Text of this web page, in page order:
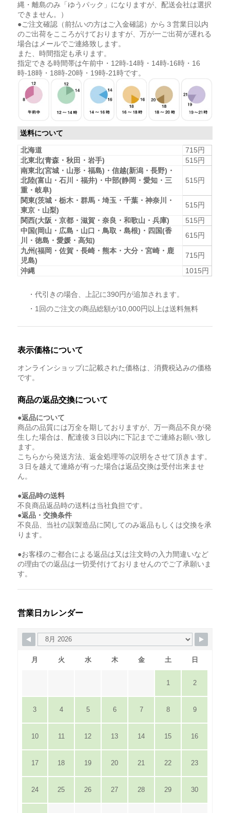
縄・離島のみ「ゆうパック」になりますが、配送会社は選択
できません。）
●ご注文確認（前払いの方はご入金確認）から３営業日以内
のご出荷をこころがけておりますが、万が一ご出荷が遅れる
場合はメールでご連絡致します。
また、時間指定も承ります。
指定できる時間帯は午前中・12時-14時・14時-16時・16
時-18時・18時-20時・19時-21時です。
送料について
北海道
715円
北東北(青森・秋田・岩手)
515円
南東北(宮城・山形・福島)・信越(新潟・長野)・
北陸(富山・石川・福井)・中部(静岡・愛知・三
重・岐阜)
515円
関東(茨城・栃木・群馬・埼玉・千葉・神奈川・
東京・山梨)
515円
関西(大阪・京都・滋賀・奈良・和歌山・兵庫)
515円
中国(岡山・広島・山口・鳥取・島根)・四国(香
川・徳島・愛媛・高知)
615円
九州(福岡・佐賀・長崎・熊本・大分・宮崎・鹿
児島)
715円
沖縄
1015円
・代引きの場合、上記に390円が追加されます。
・1回のご注文の商品総額が10,000円以上は送料無料
表示価格について
オンラインショップに記載された価格は、消費税込みの価格
です。
商品の返品交換について
●返品について
商品の品質には万全を期しておりますが、万一商品不良が発
生した場合は、配達後３日以内に下記までご連絡お願い致し
ます。
こちらから発送方法、返金処理等の説明をさせて頂きます。
３日を越えて連絡が有った場合は返品交換は受付出来ませ
ん。
●返品時の送料
不良商品返品時の送料は当社負担です。
●返品・交換条件
不良品、当社の誤製造品に関してのみ返品もしくは交換を承
ります。
●お客様のご都合による返品は又は注文時の入力間違いなど
の理由での返品は一切受付けておりませんのでご了承願いま
す。
営業日カレンダー
月 火 水 木 金 土 日
1 2
3 4 5 6 7 8 9
10 11 12 13 14 15 16
17 18 19 20 21 22 23
24 25 26 27 28 29 30